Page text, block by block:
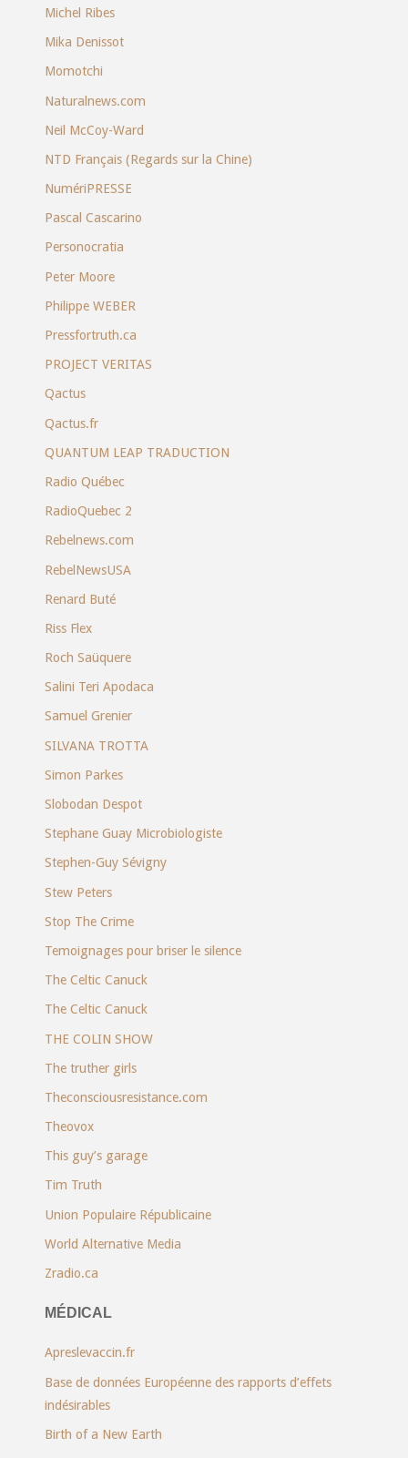
Michel Ribes
Mika Denissot
Momotchi
Naturalnews.com
Neil McCoy-Ward
NTD Français (Regards sur la Chine)
NumériPRESSE
Pascal Cascarino
Personocratia
Peter Moore
Philippe WEBER
Pressfortruth.ca
PROJECT VERITAS
Qactus
Qactus.fr
QUANTUM LEAP TRADUCTION
Radio Québec
RadioQuebec 2
Rebelnews.com
RebelNewsUSA
Renard Buté
Riss Flex
Roch Saüquere
Salini Teri Apodaca
Samuel Grenier
SILVANA TROTTA
Simon Parkes
Slobodan Despot
Stephane Guay Microbiologiste
Stephen-Guy Sévigny
Stew Peters
Stop The Crime
Temoignages pour briser le silence
The Celtic Canuck
The Celtic Canuck
THE COLIN SHOW
The truther girls
Theconsciousresistance.com
Theovox
This guy’s garage
Tim Truth
Union Populaire Républicaine
World Alternative Media
Zradio.ca
MÉDICAL
Apreslevaccin.fr
Base de données Européenne des rapports d’effets
indésirables
Birth of a New Earth